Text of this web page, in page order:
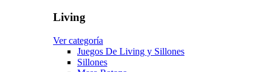
Living
Ver categoría
Juegos De Living y Sillones
Sillones